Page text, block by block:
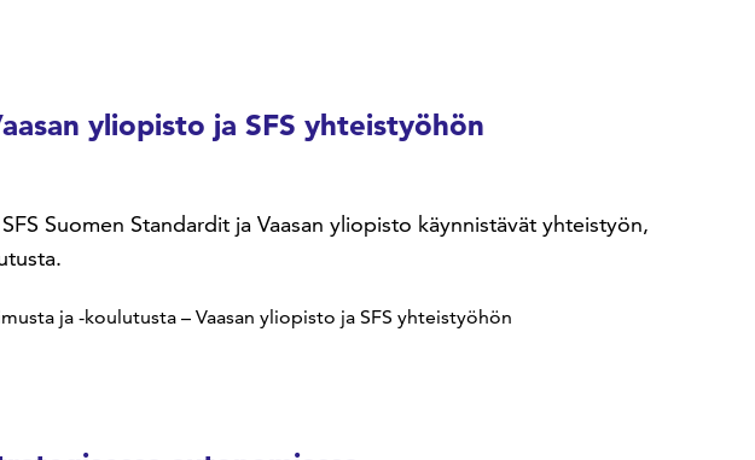
yliopisto ja SFS yhteistyöhön
Suomen Standardit ja Vaasan yliopisto käynnistävät yhteistyön,
ja -koulutusta – Vaasan yliopisto ja SFS yhteistyöhön